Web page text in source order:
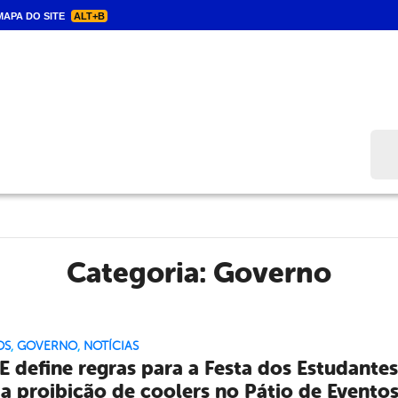
DO SITE ALT+B
Categoria: Governo
, GOVERNO, NOTÍCIAS
define regras para a Festa dos
proibição de coolers no Pátio de Eventos